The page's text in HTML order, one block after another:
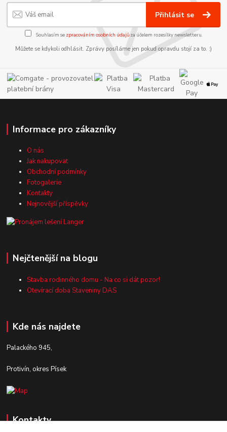
Přihlásit se
Souhlasím se zpracováním osobních údajůza účelem rozesílky newsletteru.
Můžete se kdykoli odhlásit. Zprávy posíláme jen pokud opravdu stojí za to. :)
Informace pro zákazníky
O nás
Jak nakupovat
Obchodní podmínky
Fotogalerie
Kontakty
Nejnovější příspěvky
Nejčtenější na blogu
Stavba rodinného domu - Na co si dát pozor!
Otevírací doba Staveniny DAS
Kde nás najdete
Palackého 945,
Protivín, okres Písek
Kontakty